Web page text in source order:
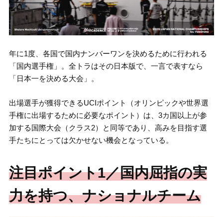
年に1度、各国で国内ナンバーワンを決めるために行われる
「国内選手権」。全トラはその日本版で、一言で表すなら
「日本一を決める大会」。
出場選手が獲得できるUCIポイント（オリンピックや世界選
手権に出場するために必要なポイント）は、3カ国以上が参
加する国際大会（クラス2）と同等であり、高みを目指す選
手たちにとっては欠かせない機会となっている。
注目ポイント1／国内屈指の実
力を持つ、ナショナルチーム